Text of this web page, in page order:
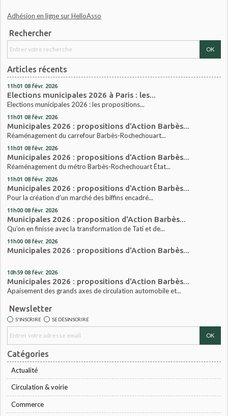
Adhésion en ligne sur HelloAsso
Rechercher
Articles récents
11h01 08 févr. 2026
Elections municipales 2026 à Paris : les...
Elections municipales 2026 : les propositions...
11h01 08 févr. 2026
Municipales 2026 : propositions d'Action Barbès...
Réaménagement du carrefour Barbès-Rochechouart...
11h01 08 févr. 2026
Municipales 2026 : propositions d'Action Barbès...
Réaménagement du métro Barbès-Rochechouart État...
11h01 08 févr. 2026
Municipales 2026 : propositions d'Action Barbès...
Pour la création d’un marché des biffins encadré...
11h00 08 févr. 2026
Municipales 2026 : proposition d'Action Barbès...
Qu’on en finisse avec la transformation de Tati et de...
11h00 08 févr. 2026
Municipales 2026 : propositions d'Action Barbès...
10h59 08 févr. 2026
Municipales 2026 : propositions d'Action Barbès...
Apaisement des grands axes de circulation automobile et...
Newsletter
S'INSCRIRE SE DÉSINSCRIRE
Catégories
Actualité
Circulation & voirie
Commerce